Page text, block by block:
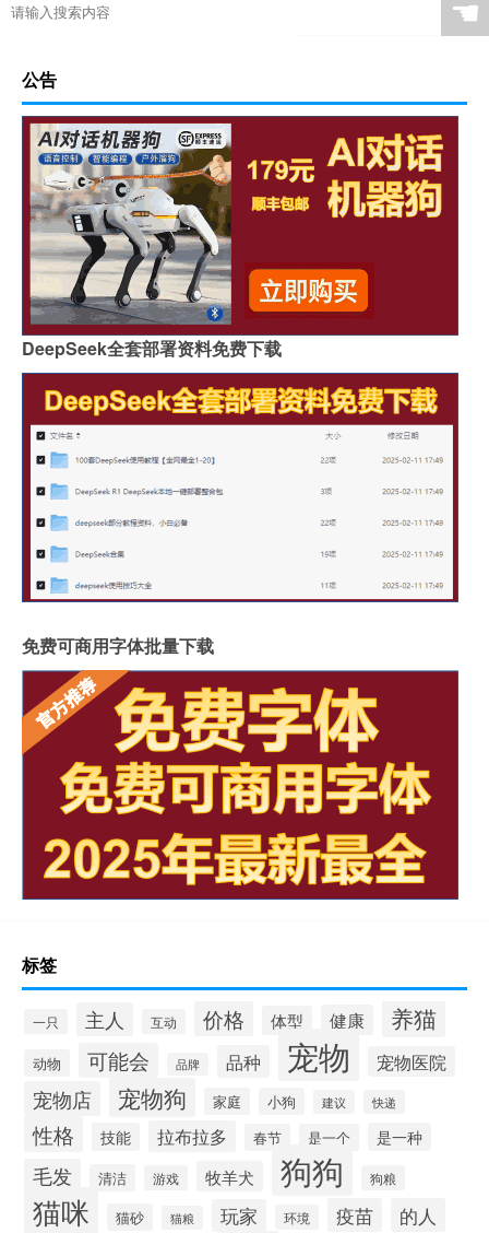
☚
公告
DeepSeek全套部署资料免费下载
免费可商用字体批量下载
标签
一只 主人 互动 价格 体型 健康 养猫
动物 可能会 品牌 品种 宠物 宠物医院
宠物店 宠物狗 家庭 小狗 建议 快递
性格 技能 拉布拉多 春节 是一个 是一种
毛发 清洁 游戏 牧羊犬 狗狗 狗粮
猫咪 猫砂 猫粮 玩家 环境 疫苗 的人